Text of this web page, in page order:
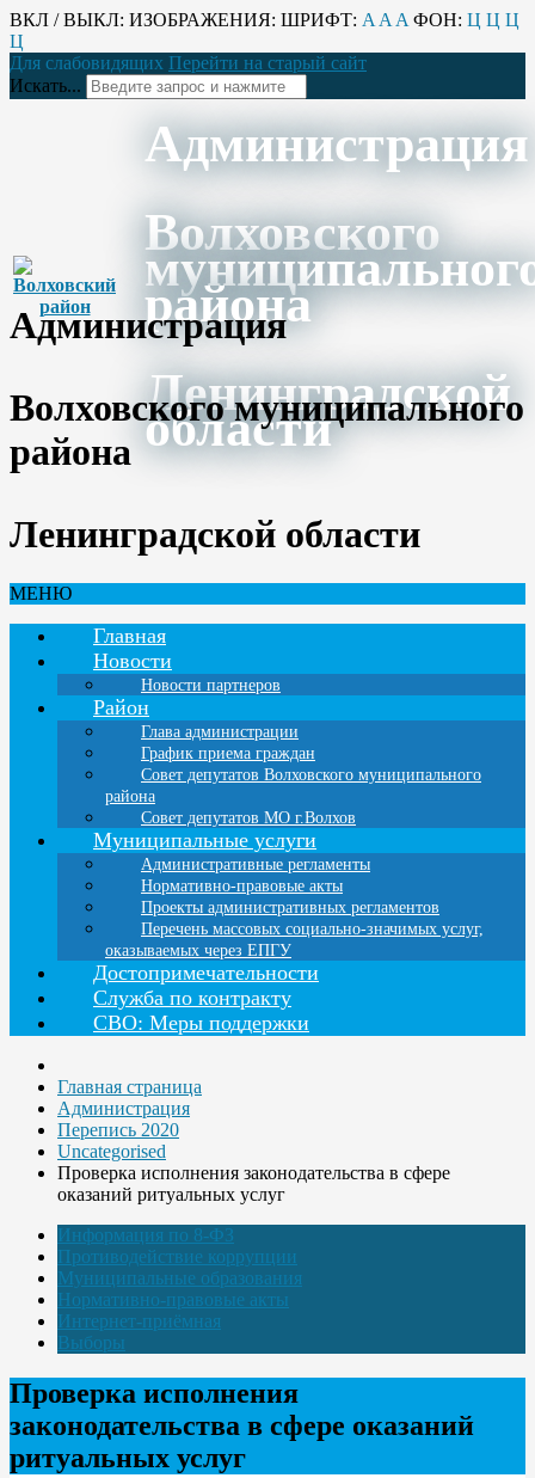
ВКЛ / ВЫКЛ: ИЗОБРАЖЕНИЯ: ШРИФТ: A A A ФОН: Ц Ц Ц
Ц
Для слабовидящих Перейти на старый сайт
Искать...
Администрация
Волховского
района
Ленинградской
области
Администрация
Волховского муниципального
района
Ленинградской области
МЕНЮ
Главная
Новости
Новости партнеров
Район
Глава администрации
График приема граждан
Совет депутатов Волховского муниципального
района
Совет депутатов МО г.Волхов
Муниципальные услуги
Административные регламенты
Нормативно-правовые акты
Проекты административных регламентов
Перечень массовых социально-значимых услуг,
оказываемых через ЕПГУ
Достопримечательности
Служба по контракту
СВО: Меры поддержки
Главная страница
Администрация
Перепись 2020
Uncategorised
Проверка исполнения законодательства в сфере
оказаний ритуальных услуг
Информация по 8-ФЗ
Противодействие коррупции
Муниципальные образования
Нормативно-правовые акты
Интернет-приёмная
Выборы
Проверка исполнения
законодательства в сфере оказаний
ритуальных услуг